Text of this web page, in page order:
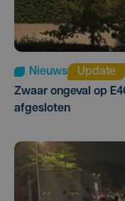
Nieuws Update
Zwaar ongeval op
afgesloten